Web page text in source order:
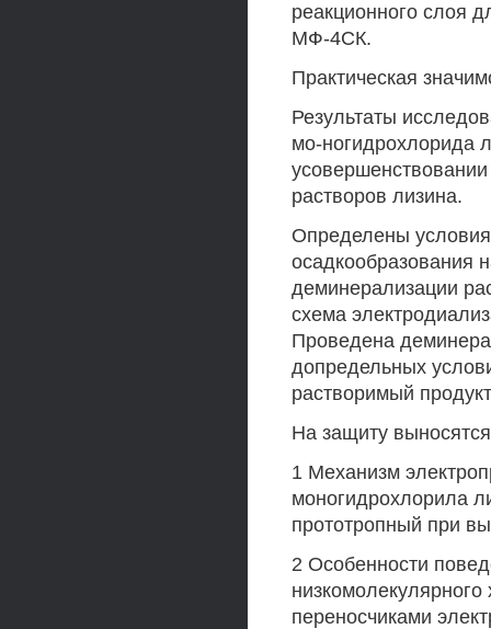
реакционного слоя
МФ-4СК.
Практическая
Результаты
мо-ногидрохлорида
растворов лизина.
Определены
осадкообразования
деминерализации
схема
Проведена
допредельных
растворимый
На защиту
1 Механизм
моногидрохлорила
прототропный при
2 Особенности
переносчиками